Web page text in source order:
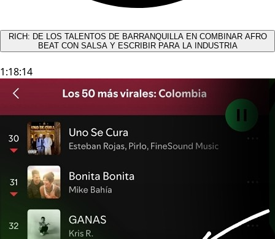
RICH: DE LOS TALENTOS DE BARRANQUILLA EN COMBINAR AFRO
BEAT CON SALSA Y ESCRIBIR PARA LA INDUSTRIA
1:18:14